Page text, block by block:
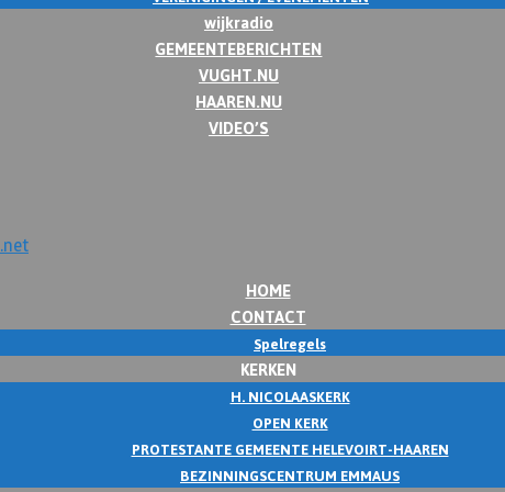
wijkradio
GEMEENTEBERICHTEN
VUGHT.NU
HAAREN.NU
VIDEO’S
HOME
CONTACT
Spelregels
KERKEN
H. NICOLAASKERK
OPEN KERK
PROTESTANTE GEMEENTE HELEVOIRT-HAAREN
BEZINNINGSCENTRUM EMMAUS